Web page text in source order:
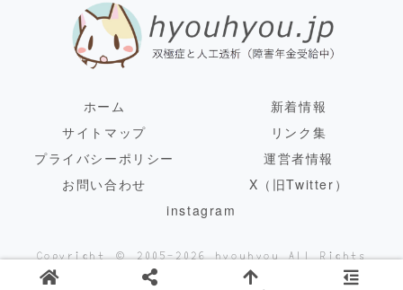
ホーム
新着情報
サイトマップ
リンク集
プライバシーポリシー
運営者情報
お問い合わせ
X（旧Twitter）
instagram
Copyright © 2005-2026 hyouhyou All Rights